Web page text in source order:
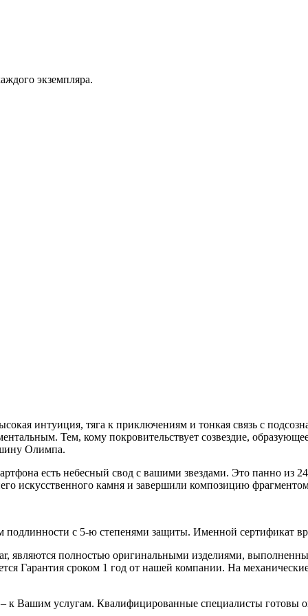
экземпляра.
интуиция, тяга к приключениям и тонкая связь с
Тем, кому покровительствует созвездие,
Олимпа.
есть небесный свод с вашими звездами. Это панно
искусственного камня и завершили композицию
с 5-ю степенями защиты. Именной сертификат
являются полностью оригинальными изделиями,
Гарантия сроком 1 год от нашей компании. На
к Вашим услугам. Квалифицированные специалисты готовы